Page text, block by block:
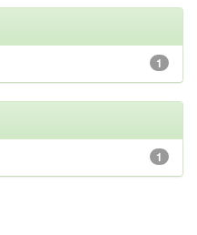
1
1